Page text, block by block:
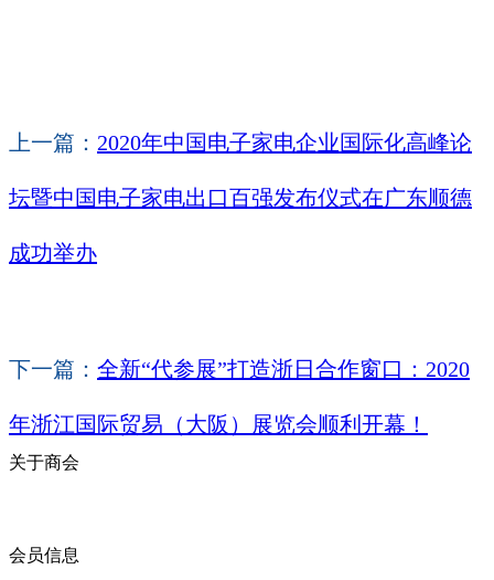
上一篇： 2020年中国电子家电企业国际化高峰论
坛暨中国电子家电出口百强发布仪式在广东顺德
成功举办
下一篇： 全新“代参展”打造浙日合作窗口：2020
年浙江国际贸易（大阪）展览会顺利开幕！
关于商会
会员信息